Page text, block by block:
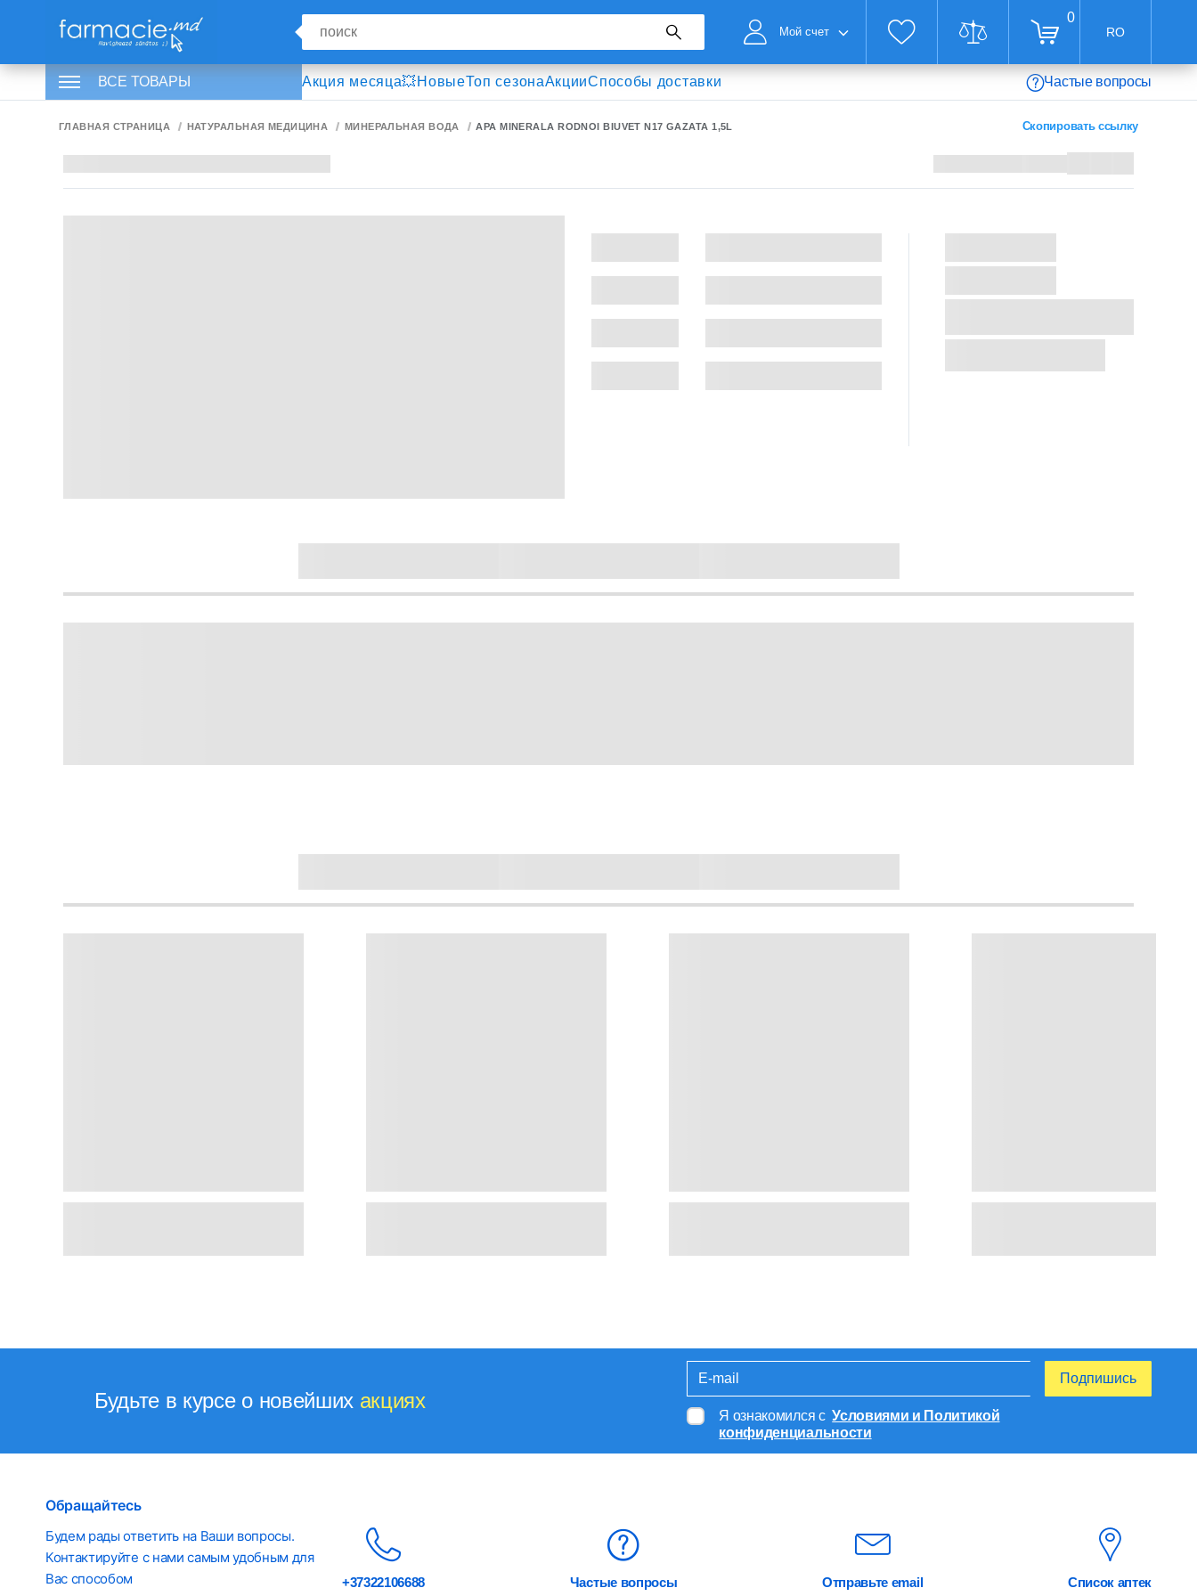
Мой счет
0
RO
ВСЕ ТОВАРЫ Акция месяца💥НовыеТоп сезонаАкцииСпособы доставки Частые вопросы
ГЛАВНАЯ СТРАНИЦА НАТУРАЛЬНАЯ МЕДИЦИНА МИНЕРАЛЬНАЯ ВОДА APA MINERALA RODNOI BIUVET N17 GAZATA 1,5L Скопировать ссылку
Будьте в курсе о новейших акциях
Я ознакомился с Условиями и Политикой
конфиденциальности
Подпишись
Обращайтесь
Будем рады ответить на Ваши вопросы.
Контактируйте с нами самым удобным для
Вас способом
+37322106688 Частые вопросы Отправьте email Список аптек